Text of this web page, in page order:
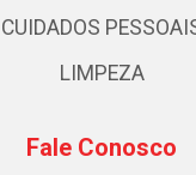
CUIDADOS
LIMPEZA
Fale Conosco